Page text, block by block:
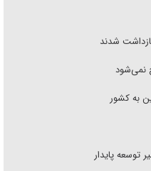
نمی‌شود
توسعه پایدار